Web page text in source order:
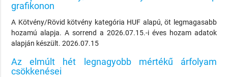
grafikonon
A Kötvény/Rövid kötvény kategória HUF alapú, öt legmagasabb
hozamú alapja. A sorrend a 2026.07.15.-i éves hozam adatok
alapján készült. 2026.07.15
Az elmúlt hét legnagyobb mértékű árfolyam
csökkenései